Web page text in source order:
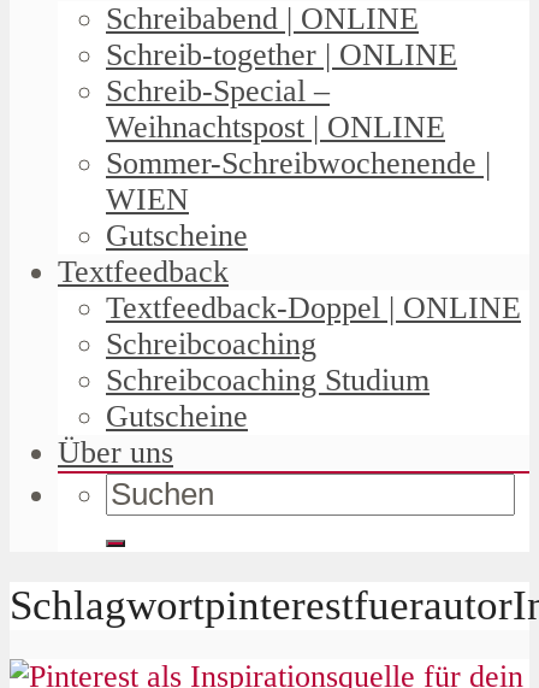
Schreibabend | ONLINE
Schreib-together | ONLINE
Schreib-Special –
Weihnachtspost | ONLINE
Sommer-Schreibwochenende |
WIEN
Gutscheine
Textfeedback
Textfeedback-Doppel | ONLINE
Schreibcoaching
Schreibcoaching Studium
Gutscheine
Über uns